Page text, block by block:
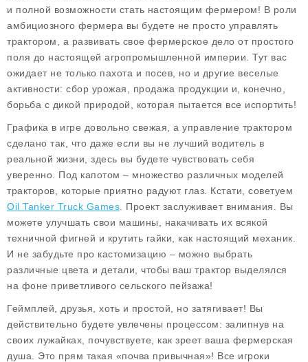
и полной возможности стать настоящим фермером! В роли
амбициозного фермера вы будете не просто управлять
трактором, а развивать свое фермерское дело от простого
поля до настоящей агропромышленной империи. Тут вас
ожидает не только пахота и посев, но и другие веселые
активности: сбор урожая, продажа продукции и, конечно,
борьба с дикой природой, которая пытается все испортить!
Графика в игре довольно свежая, а управление трактором
сделано так, что даже если вы не лучший водитель в
реальной жизни, здесь вы будете чувствовать себя
уверенно. Под капотом – множество различных моделей
тракторов, которые приятно радуют глаз. Кстати, советуем
Oil Tanker Truck Games . Проект заслуживает внимания. Вы
можете улучшать свои машины, накачивать их всякой
техничной фигней и крутить гайки, как настоящий механик.
И не забудьте про кастомизацию – можно выбрать
различные цвета и детали, чтобы ваш трактор выделялся
на фоне приветливого сельского пейзажа!
Геймплей, друзья, хоть и простой, но затягивает! Вы
действительно будете увлечены процессом: залипнув на
своих лужайках, почувствуете, как зреет ваша фермерская
душа. Это прям такая «почва привычная»! Все игроки